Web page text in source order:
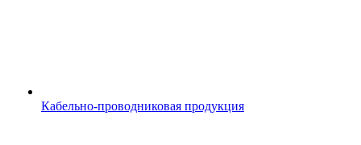
Кабельно-проводниковая продукция